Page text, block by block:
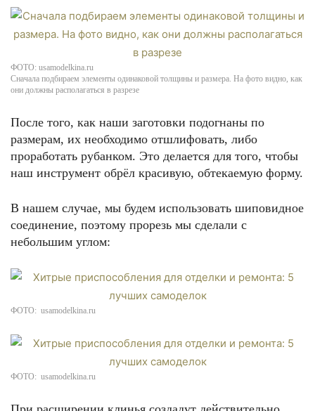
ФОТО: usamodelkina.ru
Сначала подбираем элементы одинаковой толщины и размера. На фото видно, как
они должны располагаться в разрезе
После того, как наши заготовки подогнаны по
размерам, их необходимо отшлифовать, либо
проработать рубанком. Это делается для того, чтобы
наш инструмент обрёл красивую, обтекаемую форму.
В нашем случае, мы будем использовать шиповидное
соединение, поэтому прорезь мы сделали с
небольшим углом:
ФОТО: usamodelkina.ru
ФОТО: usamodelkina.ru